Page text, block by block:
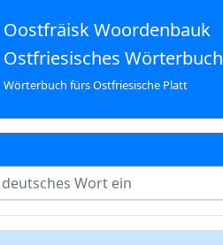
Oostfräisk Woordenbauk
Ostfriesisches Wörterbuch
Wörterbuch fürs Ostfriesische Platt